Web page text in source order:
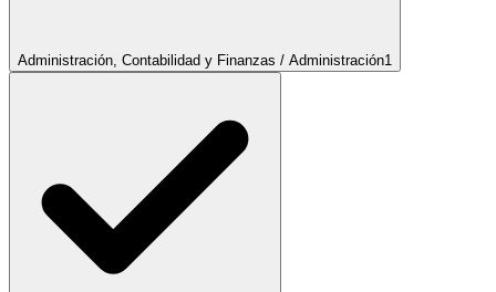
Administración, Contabilidad y Finanzas / Administración1